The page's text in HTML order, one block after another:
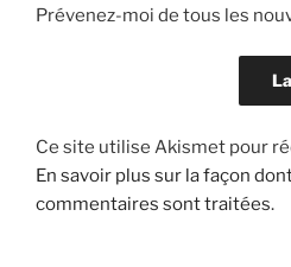
Prévenez-moi de tous les
Ce site utilise Akismet pour
En savoir plus sur la façon
commentaires sont traitées.